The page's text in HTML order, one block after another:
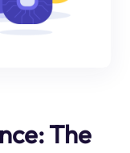
The